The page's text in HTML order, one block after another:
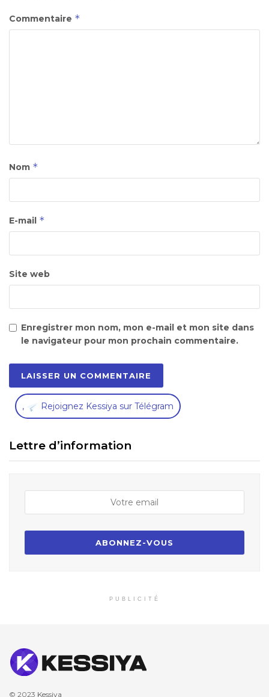
Commentaire *
Nom *
E-mail *
Site web
Enregistrer mon nom, mon e-mail et mon site dans
le navigateur pour mon prochain commentaire.
, Rejoignez Kessiya sur Télégram
Lettre d’information
PUBLICITÉ
© 2023 Kessiya